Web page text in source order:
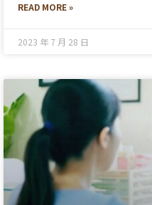
READ MORE »
2023 年 7 月 28 日